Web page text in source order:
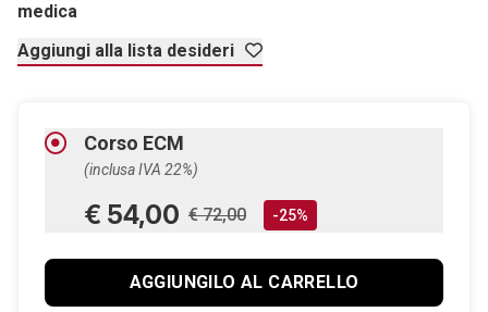
medica
Aggiungi alla lista desideri
Corso ECM
(inclusa IVA 22%)
€ 54,00 € 72,00 -25%
AGGIUNGILO AL CARRELLO